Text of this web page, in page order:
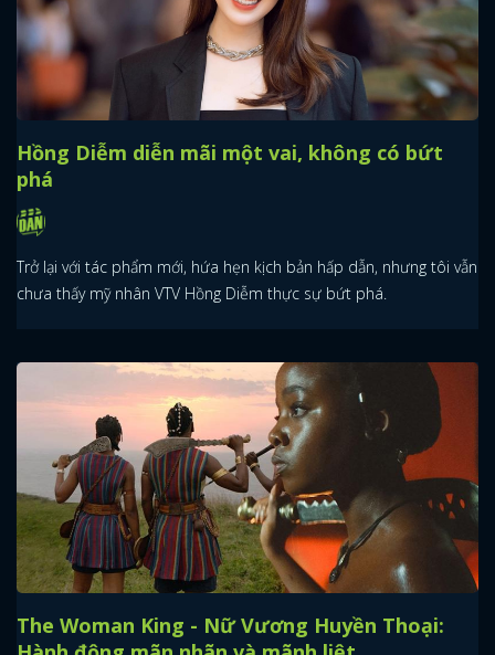
Hồng Diễm diễn mãi một vai, không có bứt
phá
Trở lại với tác phẩm mới, hứa hẹn kịch bản hấp dẫn, nhưng tôi vẫn
chưa thấy mỹ nhân VTV Hồng Diễm thực sự bứt phá.
The Woman King - Nữ Vương Huyền Thoại: